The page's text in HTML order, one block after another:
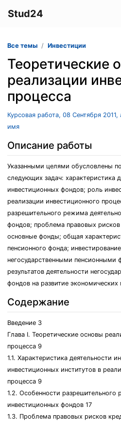
Stud24
Все темы Инвестиции
Теоретические
реализации
процесса
Курсовая работа, 08 Сентября
имя
Описание работы
Указанными целями обусловлены
следующих задач: характеристика
инвестиционных фондов; роль
реализации инвестиционного
разрешительного режима
фондов; проблема правовых
основные фонды; общая
пенсионного фонда;
негосударственными пенсионными
результатов деятельности
фондов на развитие
Содержание
Введение 3
Глава I. Теоретические основы
процесса 9
1.1. Характеристика деятельности
инвестиционных институтов в
процесса 9
1.2. Особенности разрешительного
инвестиционных фондов 17
1.3. Проблема правовых рисков